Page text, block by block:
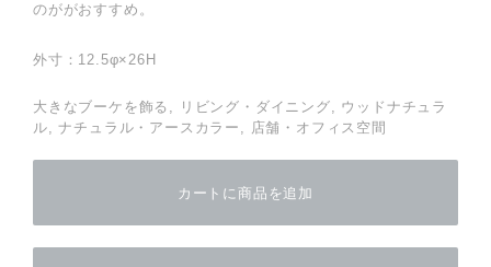
のががおすすめ。
外寸：12.5φ×26H
大きなブーケを飾る, リビング・ダイニング, ウッドナチュラ
ル, ナチュラル・アースカラー, 店舗・オフィス空間
カートに商品を追加